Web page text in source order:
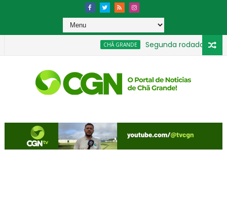
CHÃ GRANDE Segunda rodada